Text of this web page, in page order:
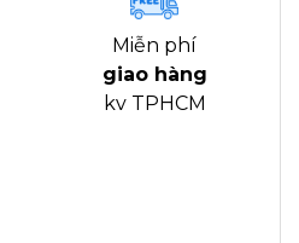
Miễn phí
giao hàng
kv TPHCM